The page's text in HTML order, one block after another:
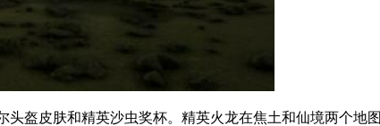
皮肤和精英沙虫奖杯。精英火龙在焦土和仙境两个地